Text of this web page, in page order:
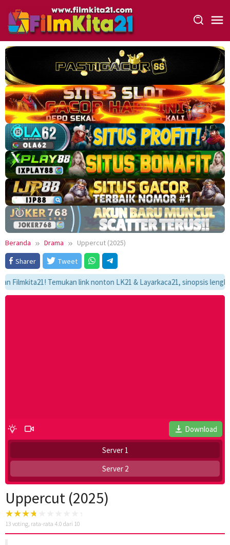
konten
Beranda Drama
Uppercut (2025)
Sharer
Tweet
Temukan link nonton LK21 & Layarkaca21, sinopsis
Download
Server 1
Server 2
Uppercut (2025)
13 voting, rata-rata 4.0 dari 10